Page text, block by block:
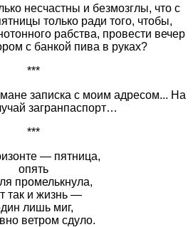
несчастны и безмозглы, что с
только ради того, чтобы,
рабства, провести вечер
с банкой пива в руках?
***
записка с моим адресом... На
загранпаспорт…
***
— пятница,
опять
промелькнула,
так и жизнь —
лишь миг,
ветром сдуло.